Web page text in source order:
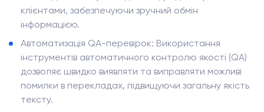
клієнтами, забезпечуючи зручний обмін
інформацією.
Автоматизація QA-перевірок: Використання
інструментів автоматичного контролю якості (QA)
дозволяє швидко виявляти та виправляти можливі
помилки в перекладах, підвищуючи загальну якість
тексту.